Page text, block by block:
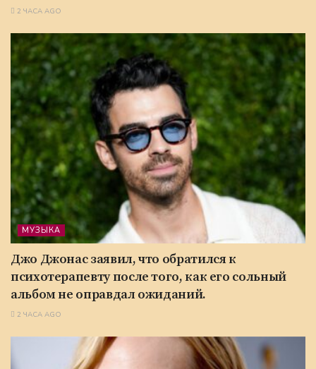
2 ЧАСА AGO
МУЗЫКА
Джо Джонас заявил, что обратился к
психотерапевту после того, как его сольный
альбом не оправдал ожиданий.
2 ЧАСА AGO